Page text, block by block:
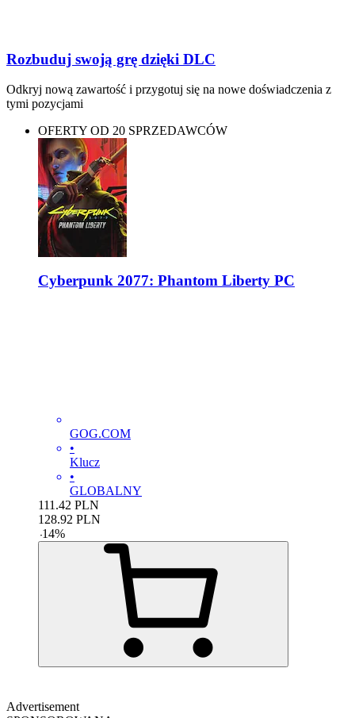
Rozbuduj swoją grę dzięki DLC
Odkryj nową zawartość i przygotuj się na nowe doświadczenia z
tymi pozycjami
OFERTY OD 20 SPRZEDAWCÓW
Cyberpunk 2077: Phantom Liberty PC
GOG.COM
•
Klucz
•
GLOBALNY
111.42 PLN
128.92 PLN
-14%
Advertisement